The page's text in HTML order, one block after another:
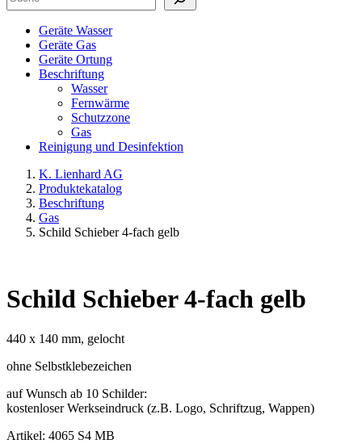
Geräte Wasser
Geräte Gas
Geräte Ortung
Beschriftung
Wasser
Fernwärme
Schutzzone
Gas
Reinigung und Desinfektion
K. Lienhard AG
Produktekatalog
Beschriftung
Gas
Schild Schieber 4-fach gelb
Schild Schieber 4-fach gelb
440 x 140 mm, gelocht
ohne Selbstklebezeichen
auf Wunsch ab 10 Schilder:
kostenloser Werkseindruck (z.B. Logo, Schriftzug, Wappen)
Artikel: 4065 S4 MB